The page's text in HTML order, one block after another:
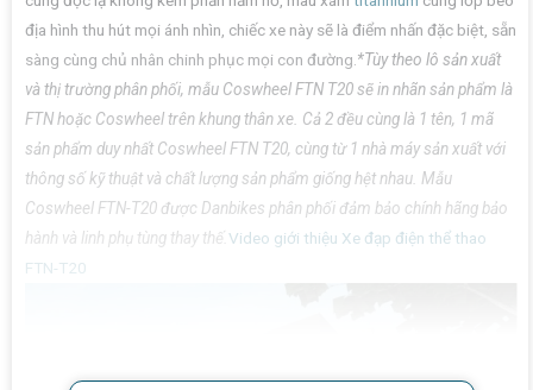
địa hình thu hút mọi ánh nhìn, chiếc xe này sẽ là điểm nhấn đặc biệt, sẵn
sàng cùng chủ nhân chinh phục mọi con đường.*Tùy theo lô sản xuất
và thị trường phân phối, mẫu Coswheel FTN T20 sẽ in nhãn sản phẩm là
FTN hoặc Coswheel trên khung thân xe. Cả 2 đều cùng là 1 tên, 1 mã
sản phẩm duy nhất Coswheel FTN T20, cùng từ 1 nhà máy sản xuất với
thông số kỹ thuật và chất lượng sản phẩm giống hệt nhau. Mẫu
Coswheel FTN-T20 được Danbikes phân phối đảm bảo chính hãng bảo
hành và linh phụ tùng thay thế.Video giới thiệu Xe đạp điện thể thao
FTN-T20